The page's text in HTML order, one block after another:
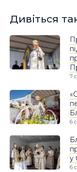
Дивіться
7
6
у
6